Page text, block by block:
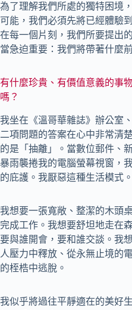
為了理解我們所處的獨特困境
可能，我們必須先將已經體驗
在每一個片刻，我們所要提出
當急迫重要：我們將帶著什麼
有什麼珍貴、有價值意義的事
嗎？
我坐在《溫哥華雜誌》辦公室
二項問題的答案在心中非常清
的是「抽離」。當數位郵件
暴雨襲捲我的電腦螢幕視窗，
的庇護。我厭惡這種生活模式。
我想要一張寬敞、整潔的木頭
完成工作。我想要舒坦地走在
要與誰開會，要和誰交談。我
人壓力中釋放、從永無止境的
的桎梏中逃脫。
我似乎將過往平靜適在的美好